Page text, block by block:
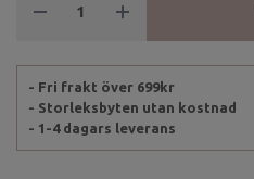
- Fri frakt över 699kr
- Storleksbyten utan kostnad
- 1-4 dagars leverans